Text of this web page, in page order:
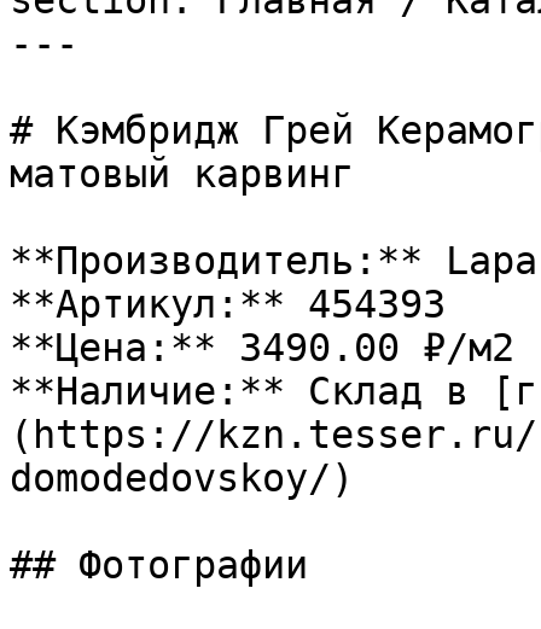
---
# Кэмбридж Грей
матовый карвинг
**Производитель:**
**Артикул:** 454393
**Цена:** 3490.00 ₽/м2
**Наличие:** Склад в
(https://kzn.tesser.ru/
domodedovskoy/)
## Фотографии